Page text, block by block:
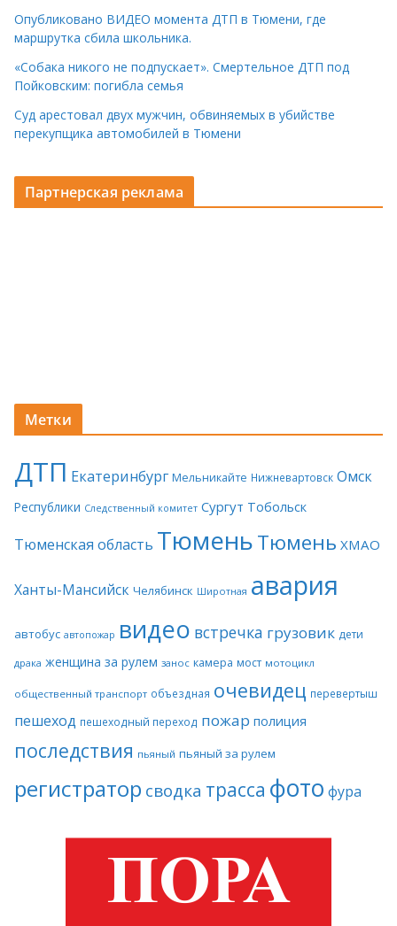
Опубликовано ВИДЕО момента ДТП в Тюмени, где
маршрутка сбила школьника.
«Собака никого не подпускает». Смертельное ДТП под
Пойковским: погибла семья
Суд арестовал двух мужчин, обвиняемых в убийстве
перекупщика автомобилей в Тюмени
Партнерская реклама
Метки
ДТП Екатеринбург Мельникайте Нижневартовск Омск
Республики Следственный комитет Сургут Тобольск
Тюменская область ТюменьТюмень ХМАО
Ханты-Мансийск Челябинск Широтная авария
автобус автопожар видео встречка грузовик дети
драка женщина за рулем занос камера мост мотоцикл
общественный транспорт объездная очевидец перевертыш
пешеход пешеходный переход пожар полиция
последствия пьяный пьяный за рулем
регистратор сводка трасса фото фура